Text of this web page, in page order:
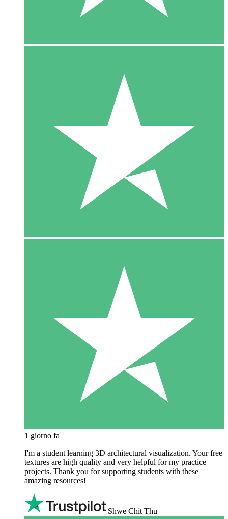
1 giorno fa
I'm a student learning 3D architectural visualization. Your free
textures are high quality and very helpful for my practice
projects. Thank you for supporting students with these
amazing resources!
Shwe Chit Thu